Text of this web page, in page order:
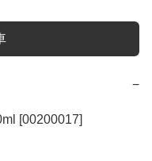
−
[00200017]